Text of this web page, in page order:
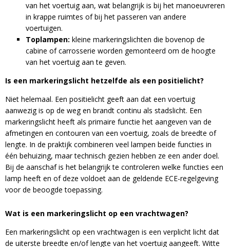
van het voertuig aan, wat belangrijk is bij het manoeuvreren
in krappe ruimtes of bij het passeren van andere
voertuigen.
Toplampen: kleine markeringslichten die bovenop de
cabine of carrosserie worden gemonteerd om de hoogte
van het voertuig aan te geven.
Is een markeringslicht hetzelfde als een positielicht?
Niet helemaal. Een positielicht geeft aan dat een voertuig
aanwezig is op de weg en brandt continu als stadslicht. Een
markeringslicht heeft als primaire functie het aangeven van de
afmetingen en contouren van een voertuig, zoals de breedte of
lengte. In de praktijk combineren veel lampen beide functies in
één behuizing, maar technisch gezien hebben ze een ander doel.
Bij de aanschaf is het belangrijk te controleren welke functies een
lamp heeft en of deze voldoet aan de geldende ECE-regelgeving
voor de beoogde toepassing.
Wat is een markeringslicht op een vrachtwagen?
Een markeringslicht op een vrachtwagen is een verplicht licht dat
de uiterste breedte en/of lengte van het voertuig aangeeft. Witte